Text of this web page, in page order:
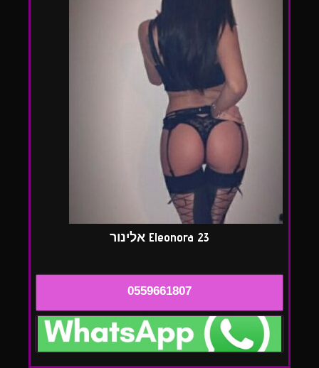
Eleonora 23 אלינור
0559661807